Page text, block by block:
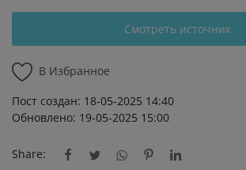
Смотреть источник
В Избранное
Пост создан: 18-05-2025 14:40
Обновлено: 19-05-2025 15:00
Share: